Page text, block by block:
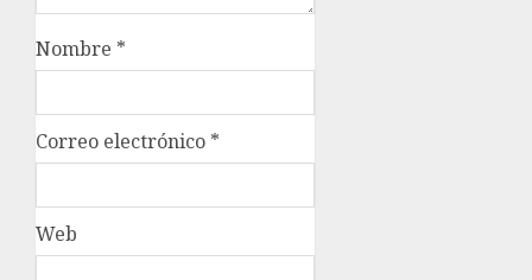
Nombre *
Correo electrónico *
Web